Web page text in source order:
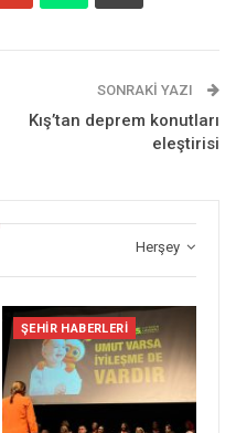
SONRAKI YAZI
Kış’tan deprem konutları
eleştirisi
Herşey
ŞEHIR HABERLERI